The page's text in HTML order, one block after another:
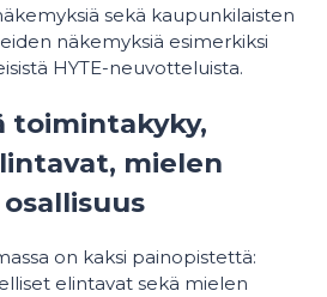
sekä kaupunkilaisten
näkemyksiä esimerkiksi
HYTE-neuvotteluista.
toimintakyky,
mielen
on kaksi painopistettä:
elintavat sekä mielen